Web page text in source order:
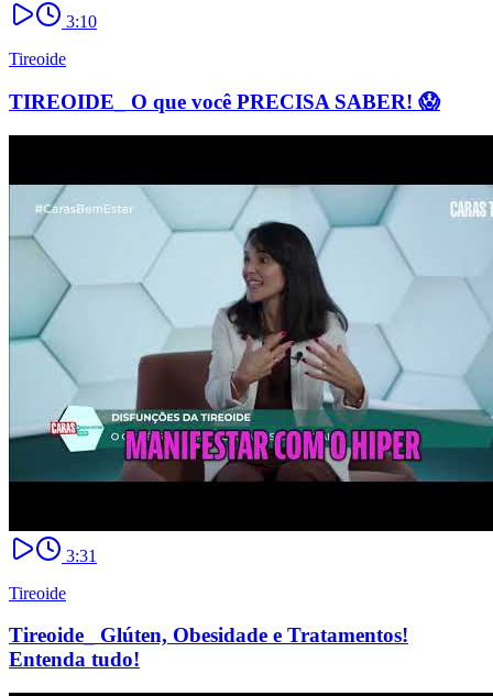
3:10
Tireoide
TIREOIDE_ O que você PRECISA SABER! 😱
3:31
Tireoide
Tireoide_ Glúten, Obesidade e Tratamentos!
Entenda tudo!